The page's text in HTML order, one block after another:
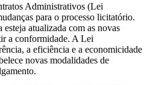
Administrativos (Lei
para o processo licitatório.
atualizada com as novas
a conformidade. A Lei
a eficiência e a economicidade
novas modalidades de